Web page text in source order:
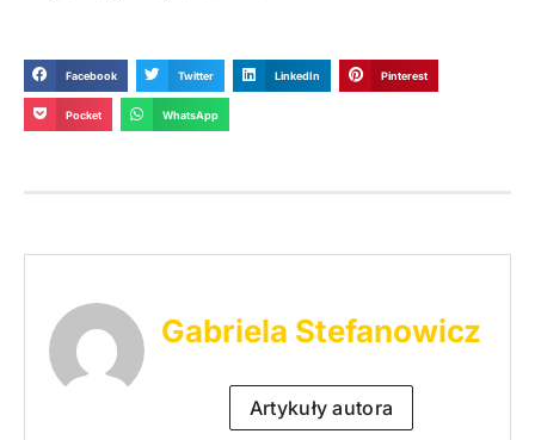
Facebook Twitter LinkedIn Pinterest
Pocket WhatsApp
Gabriela Stefanowicz
Artykuły autora